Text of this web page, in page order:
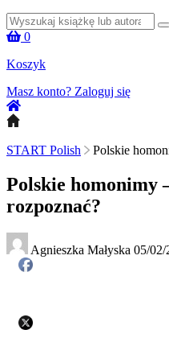
Szukaj:
0
Koszyk
Masz konto? Zaloguj się
START Polish Polskie
Polskie homonimy
rozpoznać?
Agnieszka Małyska 05/02/